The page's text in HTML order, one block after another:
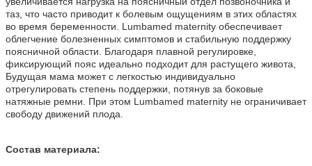
таз, что часто приводит к болевым ощущениям в этих областях
во время беременности. Lumbamed maternity обеспечивает
облегчение болезненных симптомов и стабильную поддержку
поясничной области. Благодаря плавной регулировке,
фиксирующий пояс идеально подходит для растущего живота,
Будущая мама может с легкостью индивидуально
отрегулировать степень поддержки, потянув за боковые
натяжные ремни. При этом Lumbamed maternity не ограничивает
свободу движений плода.
Состав материала: